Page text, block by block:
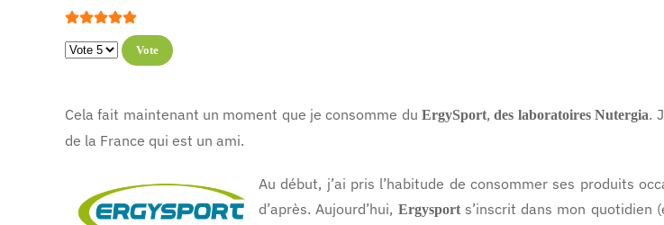
Vote utilisateur:
Veuillez voter
Cela fait maintenant un moment que je consomme duErgySport,des laboratoires Nutergia.
de la France qui est un ami.
Au début, j’ai pris l’habitude de consommer ses produits
d’après. Aujourd’hui, Ergysports’inscrit dans mon quotidien